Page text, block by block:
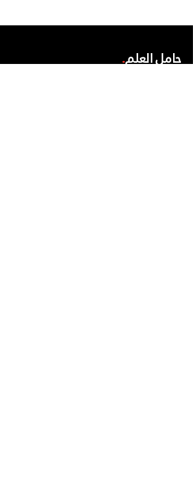
حامل العلم.